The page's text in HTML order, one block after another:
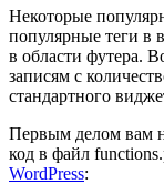
Некоторые
популярные теги в
в области футера.
записям с
стандартного
Первым делом вам
код в файл
WordPress: